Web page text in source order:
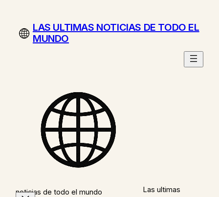
contenidoLAS ULTIMAS NOTICIAS DE TODO EL
MUNDO
Las ultimas
noticias de todo el mundo